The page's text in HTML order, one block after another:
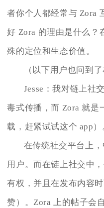
者你个人都经常与 Zora
好 Zora 的理由是什么？
殊的定位和生态价值。
（以下用户也问到
Jesse：我对链上社
毒式传播，而 Zora 就是
载，赶紧试试这个 app）
在传统社交平台上
用户。而在链上社交中
有权，并且在发布内容
赞）。Zora 上的帖子会